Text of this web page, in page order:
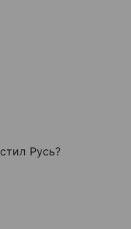
Русь?